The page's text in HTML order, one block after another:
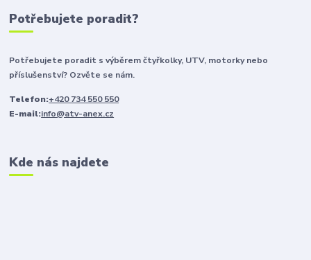
Potřebujete poradit?
Potřebujete poradit s výběrem čtyřkolky, UTV, motorky nebo
příslušenství? Ozvěte se nám.
Telefon:+420 734 550 550
E-mail:info@atv-anex.cz
Kde nás najdete